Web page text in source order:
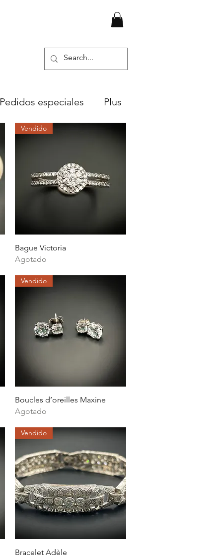
Pedidos especiales Plus
Vista rápida
Vendido
Bague Victoria
Agotado
Vista rápida
Vendido
Boucles d’oreilles Maxine
Agotado
Vista rápida
Vendido
Bracelet Adèle